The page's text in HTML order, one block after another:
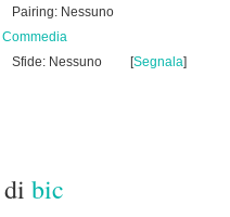
Pairing: Nessuno
Commedia
Sfide: Nessuno [Segnala]
di bic